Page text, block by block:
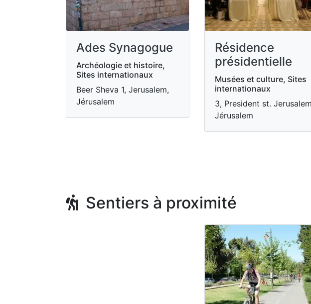
Ades Synagogue
Archéologie et histoire,
Sites internationaux
Beer Sheva 1, Jerusalem,
Jérusalem
Résidence
présidentielle
Musées et culture, Sites
internationaux
3, President st.
Jérusalem
Sentiers à proximité